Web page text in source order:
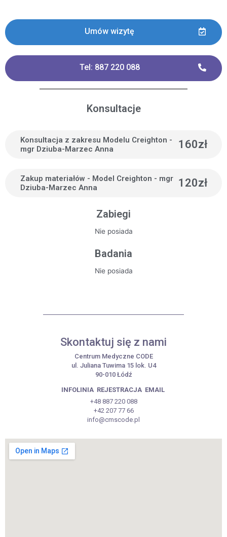
Umów wizytę
Tel: 887 220 088
Konsultacje
Konsultacja z zakresu Modelu Creighton -
mgr Dziuba-Marzec Anna
160zł
Zakup materiałów - Model Creighton - mgr
Dziuba-Marzec Anna
120zł
Zabiegi
Nie posiada
Badania
Nie posiada
Skontaktuj się z nami
Centrum Medyczne CODE
ul. Juliana Tuwima 15 lok. U4
90-010 Łódź
INFOLINIA REJESTRACJA EMAIL
+48 887 220 088
+42 207 77 66
info@cmscode.pl